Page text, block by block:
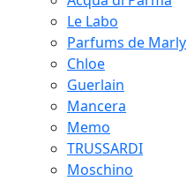
Le Labo
Parfums de Marly
Chloe
Guerlain
Mancera
Memo
TRUSSARDI
Moschino